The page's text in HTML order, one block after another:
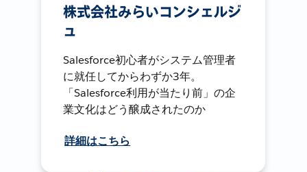
株式会社みらいコンシェルジ
ュ
Salesforce初心者がシステム管理者
に就任してからわずか3年。
「Salesforce利用が当たり前」の企
業文化はどう醸成されたのか
詳細はこちら